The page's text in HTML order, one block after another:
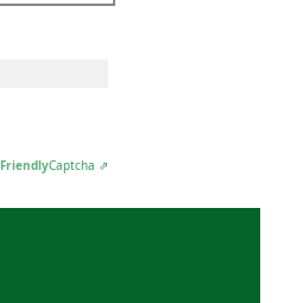
FriendlyCaptcha ⇗